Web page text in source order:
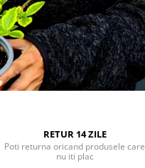
RETUR 14 ZILE
Poti returna oricand produsele care
nu iti plac